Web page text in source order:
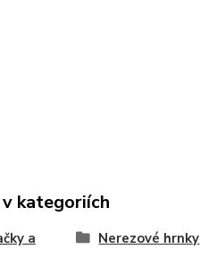
kategoriích
a
Nerezové hrnky